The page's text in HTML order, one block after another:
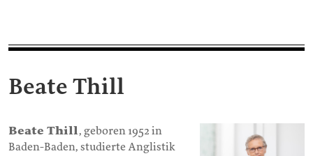
Beate Thill
Beate Thill, geboren 1952 in
Baden-Baden, studierte Anglistik